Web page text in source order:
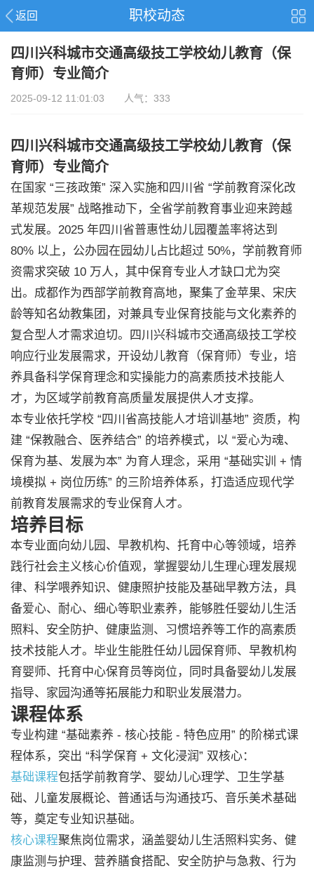
返回 职校动态
四川兴科城市交通高级技工学校幼儿教育（保
育师）专业简介
2025-09-12 11:01:03 人气：333
四川兴科城市交通高级技工学校幼儿教育（保
育师）专业简介
在国家 “三孩政策” 深入实施和四川省 “学前教育深化改
革规范发展” 战略推动下，全省学前教育事业迎来跨越
式发展。2025 年四川省普惠性幼儿园覆盖率将达到
80% 以上，公办园在园幼儿占比超过 50%，学前教育师
资需求突破 10 万人，其中保育专业人才缺口尤为突
出。成都作为西部学前教育高地，聚集了金苹果、宋庆
龄等知名幼教集团，对兼具专业保育技能与文化素养的
复合型人才需求迫切。四川兴科城市交通高级技工学校
响应行业发展需求，开设幼儿教育（保育师）专业，培
养具备科学保育理念和实操能力的高素质技术技能人
才，为区域学前教育高质量发展提供人才支撑。
本专业依托学校 “四川省高技能人才培训基地” 资质，构
建 “保教融合、医养结合” 的培养模式，以 “爱心为魂、
保育为基、发展为本” 为育人理念，采用 “基础实训 + 情
境模拟 + 岗位历练” 的三阶培养体系，打造适应现代学
前教育发展需求的专业保育人才。
培养目标
本专业面向幼儿园、早教机构、托育中心等领域，培养
践行社会主义核心价值观，掌握婴幼儿生理心理发展规
律、科学喂养知识、健康照护技能及基础早教方法，具
备爱心、耐心、细心等职业素养，能够胜任婴幼儿生活
照料、安全防护、健康监测、习惯培养等工作的高素质
技术技能人才。毕业生能胜任幼儿园保育师、早教机构
育婴师、托育中心保育员等岗位，同时具备婴幼儿发展
指导、家园沟通等拓展能力和职业发展潜力。
课程体系
专业构建 “基础素养 - 核心技能 - 特色应用” 的阶梯式课
程体系，突出 “科学保育 + 文化浸润” 双核心：
基础课程包括学前教育学、婴幼儿心理学、卫生学基
础、儿童发展概论、普通话与沟通技巧、音乐美术基础
等，奠定专业知识基础。
核心课程聚焦岗位需求，涵盖婴幼儿生活照料实务、健
康监测与护理、营养膳食搭配、安全防护与急救、行为